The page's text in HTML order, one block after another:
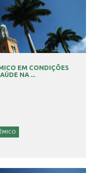
EM CONDIÇÕES
NA ...